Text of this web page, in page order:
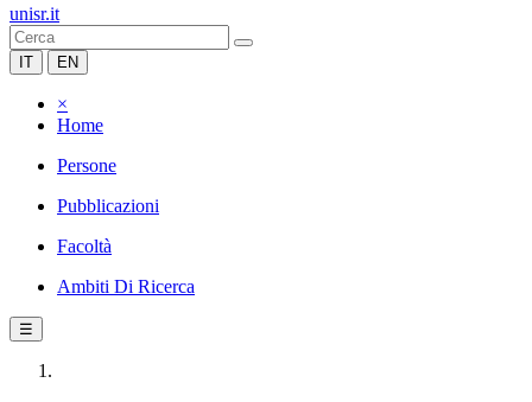
unisr.it
IT EN
×
Home
Persone
Pubblicazioni
Facoltà
Ambiti Di Ricerca
☰